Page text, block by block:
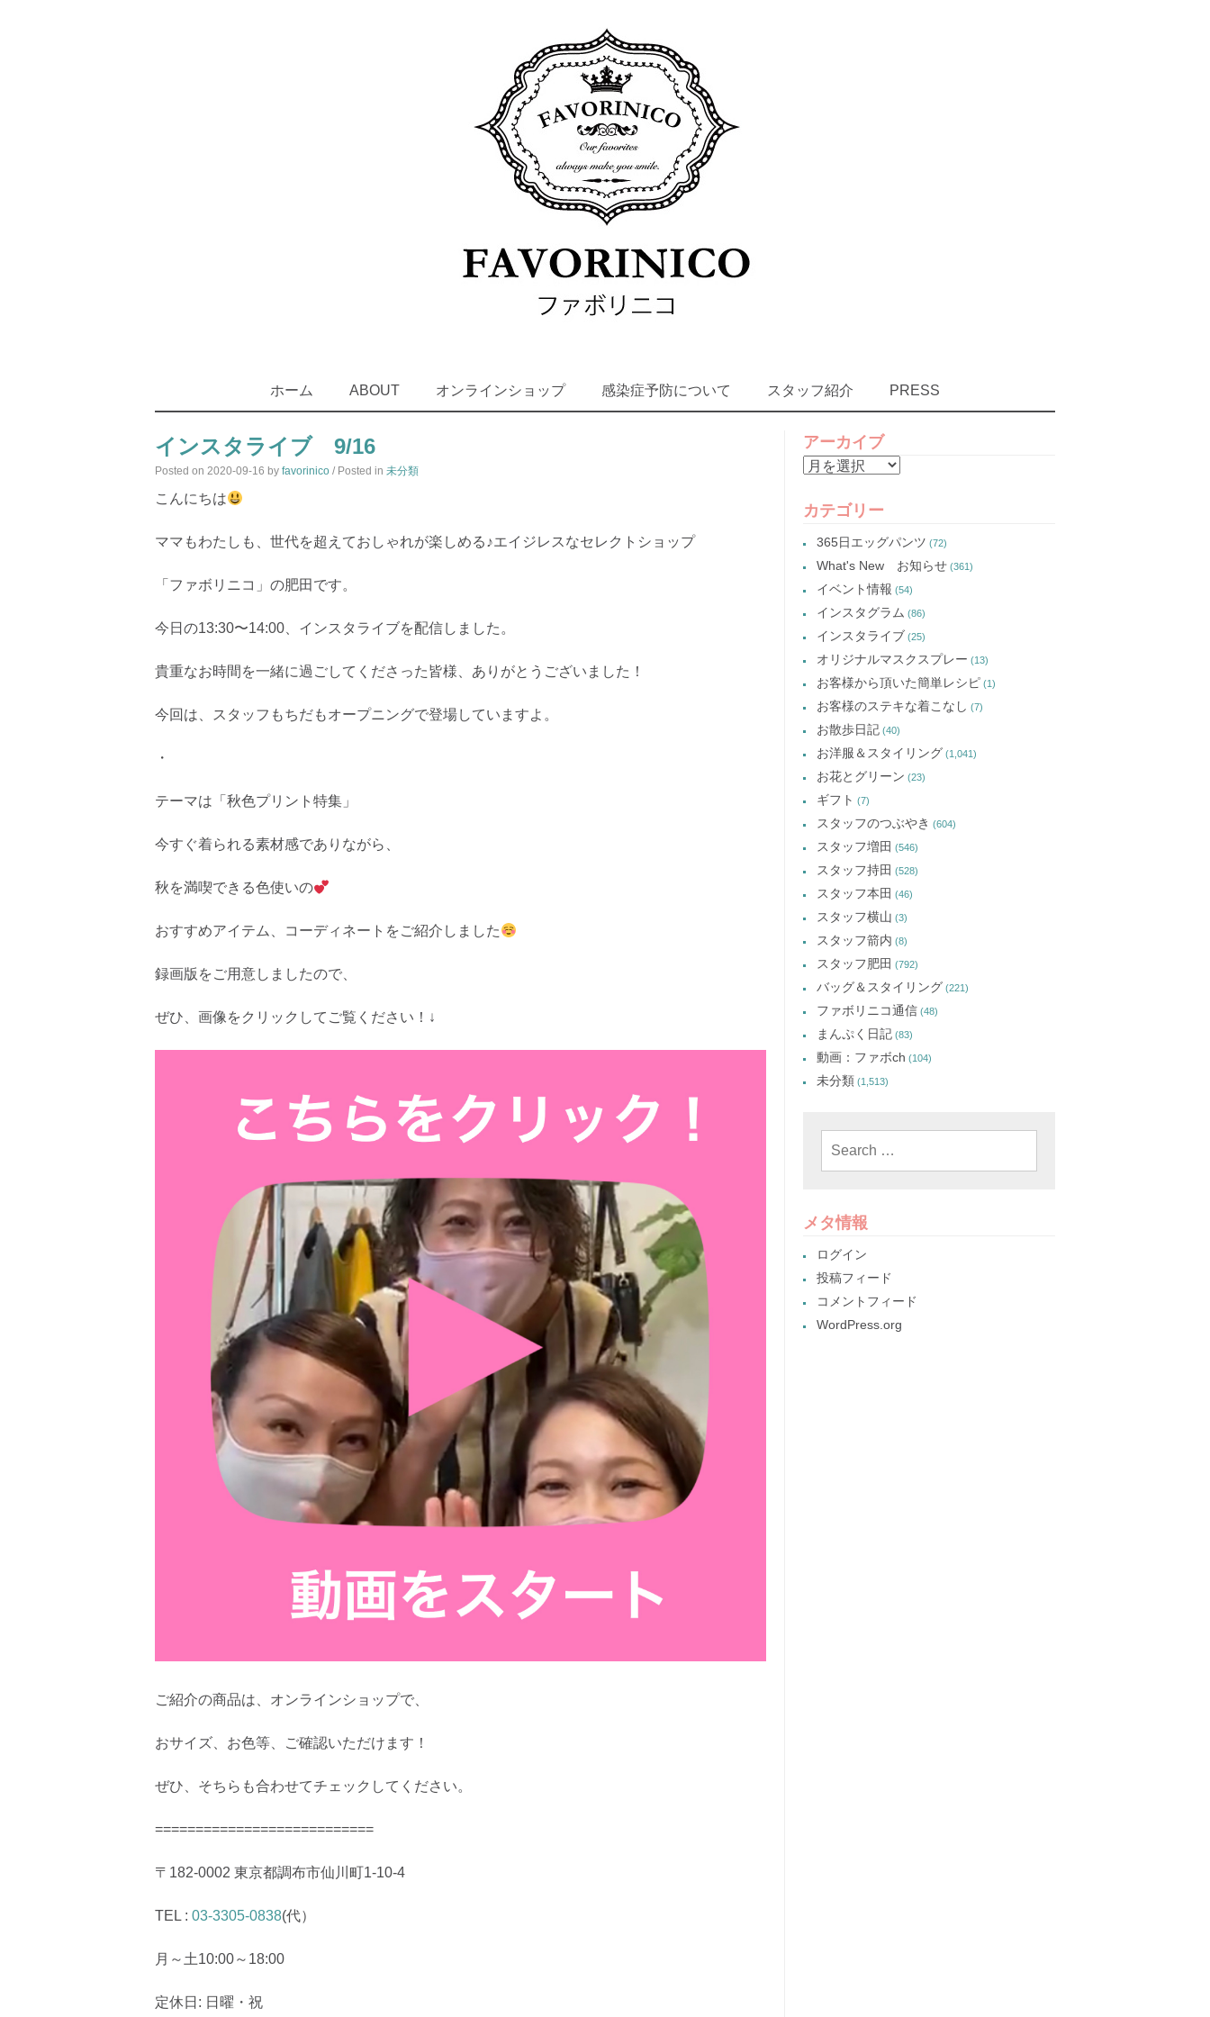
SKIP
TO
ホーム ABOUT オンラインショップ 感染症予防について スタッフ紹介 PRESS
インスタライブ 9/16
Posted on 2020-09-16 by favorinico / Posted in 未分類
こんにちは
ママもわたしも、世代を超えておしゃれが楽しめる♪エイジレスなセレクトショップ
「ファボリニコ」の肥田です。
今日の13:30〜14:00、インスタライブを配信しました。
貴重なお時間を一緒に過ごしてくださった皆様、ありがとうございました！
今回は、スタッフもちだもオープニングで登場していますよ。
・
テーマは「秋色プリント特集」
今すぐ着られる素材感でありながら、
秋を満喫できる色使いの
おすすめアイテム、コーディネートをご紹介しました
録画版をご用意しましたので、
ぜひ、画像をクリックしてご覧ください！↓
ご紹介の商品は、オンラインショップで、
おサイズ、お色等、ご確認いただけます！
ぜひ、そちらも合わせてチェックしてください。
===========================
〒182-0002 東京都調布市仙川町1-10-4
TEL : 03-3305-0838(代）
月～土10:00～18:00
定休日: 日曜・祝
アーカイブ
ア
カ
カテゴリー
365日エッグパンツ (72)
What's New お知らせ (361)
イベント情報 (54)
インスタグラム (86)
インスタライブ (25)
オリジナルマスクスプレー (13)
お客様から頂いた簡単レシピ (1)
お客様のステキな着こなし (7)
お散歩日記 (40)
お洋服＆スタイリング (1,041)
お花とグリーン (23)
ギフト (7)
スタッフのつぶやき (604)
スタッフ増田 (546)
スタッフ持田 (528)
スタッフ本田 (46)
スタッフ横山 (3)
スタッフ箭内 (8)
スタッフ肥田 (792)
バッグ＆スタイリング (221)
ファボリニコ通信 (48)
まんぷく日記 (83)
動画：ファボch (104)
未分類 (1,513)
メタ情報
ログイン
投稿フィード
コメントフィード
WordPress.org